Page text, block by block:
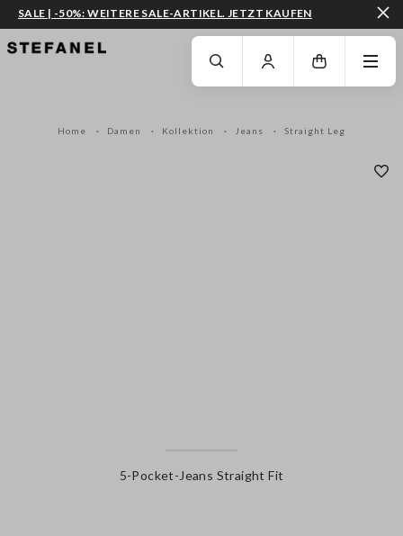
ZUM HAUPTINHALT SPRINGEN GEHEN SIE ZUM ENDE DER SEITE
SALE | -50%: WEITERE SALE-ARTIKEL. JETZT KAUFEN
Home Damen Kollektion Jeans Straight Leg
5-Pocket-Jeans Straight Fit